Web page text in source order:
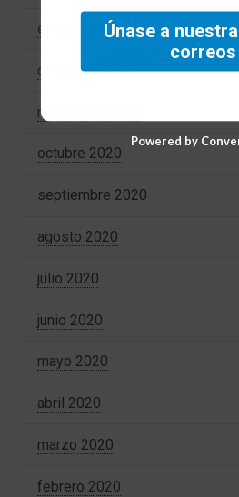
enero 2021
diciembre 2020
noviembre 2020
octubre 2020
septiembre 2020
agosto 2020
julio 2020
junio 2020
mayo 2020
abril 2020
marzo 2020
febrero 2020
Únase a
correos
Powered by